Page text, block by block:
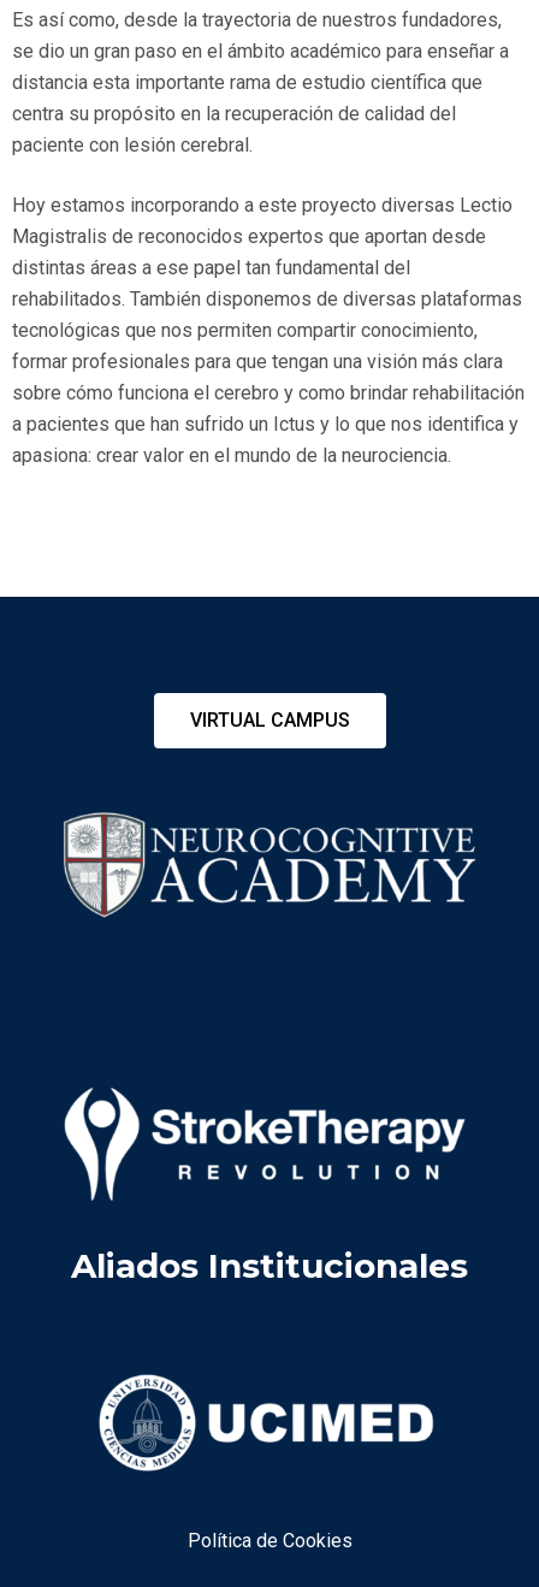
Es así como, desde la trayectoria de nuestros fundadores,
se dio un gran paso en el ámbito académico para enseñar a
distancia esta importante rama de estudio científica que
centra su propósito en la recuperación de calidad del
paciente con lesión cerebral.
Hoy estamos incorporando a este proyecto diversas Lectio
Magistralis de reconocidos expertos que aportan desde
distintas áreas a ese papel tan fundamental del
rehabilitados. También disponemos de diversas plataformas
tecnológicas que nos permiten compartir conocimiento,
formar profesionales para que tengan una visión más clara
sobre cómo funciona el cerebro y como brindar rehabilitación
a pacientes que han sufrido un Ictus y lo que nos identifica y
apasiona: crear valor en el mundo de la neurociencia.
VIRTUAL CAMPUS
Aliados Institucionales
Política de Cookies